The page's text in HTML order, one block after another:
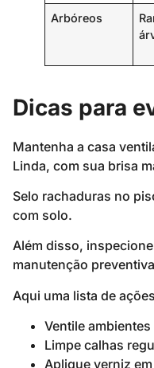
Arbóreos
Dicas para
Mantenha a casa
Linda, com sua brisa
Selo rachaduras no
com solo.
Além disso,
manutenção
Aqui uma lista de
Ventile
Limpe calhas
Aplique verniz